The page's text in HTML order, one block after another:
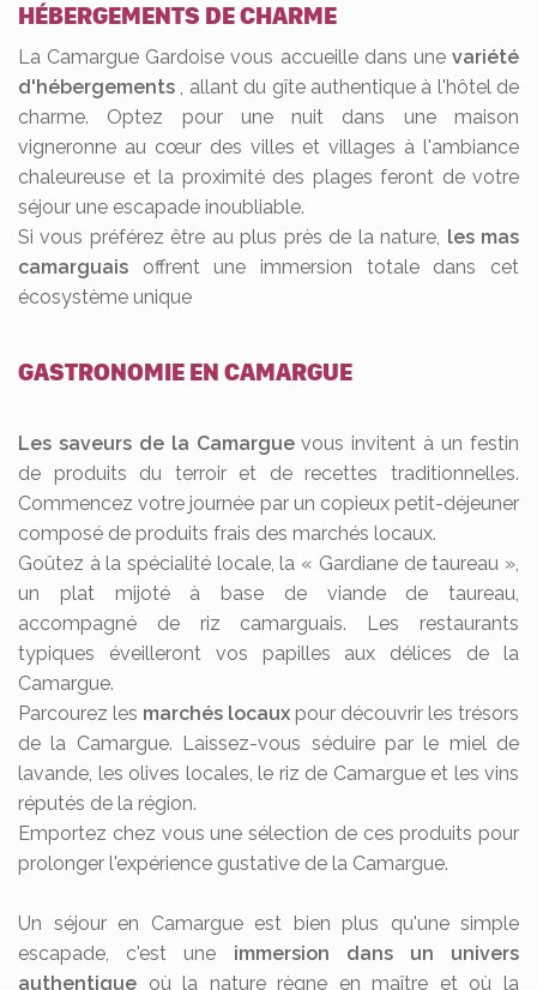
HÉBERGEMENTS DE CHARME
La Camargue Gardoise vous accueille dans une variété
d'hébergements , allant du gîte authentique à l'hôtel de
charme. Optez pour une nuit dans une maison
vigneronne au cœur des villes et villages à l'ambiance
chaleureuse et la proximité des plages feront de votre
séjour une escapade inoubliable.
Si vous préférez être au plus près de la nature, les mas
camarguais offrent une immersion totale dans cet
écosystème unique
GASTRONOMIE EN CAMARGUE
Les saveurs de la Camarguevous invitent à un festin
de produits du terroir et de recettes traditionnelles.
Commencez votre journée par un copieux petit-déjeuner
composé de produits frais des marchés locaux.
Goûtez à la spécialité locale, la « Gardiane de taureau »,
un plat mijoté à base de viande de taureau,
accompagné de riz camarguais. Les restaurants
typiques éveilleront vos papilles aux délices de la
Camargue.
Parcourez les marchés locaux pour découvrir les trésors
de la Camargue. Laissez-vous séduire par le miel de
lavande, les olives locales, le riz de Camargue et les vins
réputés de la région.
Emportez chez vous une sélection de ces produits pour
prolonger l'expérience gustative de la Camargue.
Un séjour en Camargue est bien plus qu'une simple
escapade, c'est une immersion dans un univers
authentique où la nature règne en maître et où la